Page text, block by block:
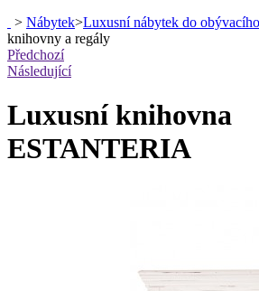
> Nábytek>Luxusní nábytek do
knihovny a regály
Předchozí
Následující
Luxusní knihovna
ESTANTERIA